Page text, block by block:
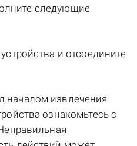
следующие
и отсоедините
началом извлечения
ознакомьтесь с